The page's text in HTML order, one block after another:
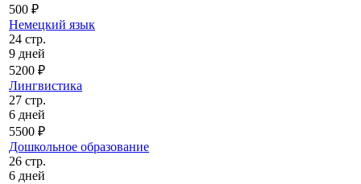
500 ₽
Немецкий язык
24 стр.
9 дней
5200 ₽
Лингвистика
27 стр.
6 дней
5500 ₽
Дошкольное образование
26 стр.
6 дней